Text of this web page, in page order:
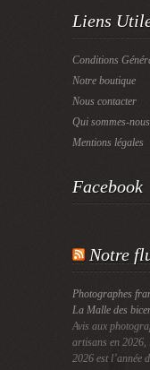
Liens
Conditions
Notre boutique
Nous contacter
Qui sommes-
Mentions légales
Facebook
Notre
Photographes
La Malle des
Avis aux
artisans en 2026,
2026 est l’année